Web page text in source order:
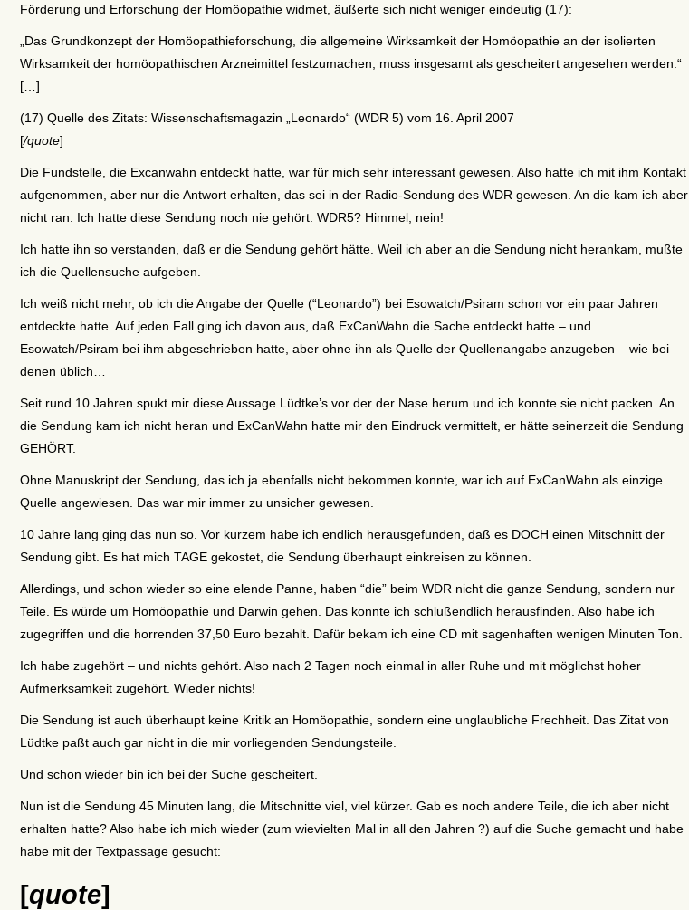
Förderung und Erforschung der Homöopathie widmet, äußerte sich nicht weniger eindeutig (17):
„Das Grundkonzept der Homöopathieforschung, die allgemeine Wirksamkeit der Homöopathie an der isolierten
Wirksamkeit der homöopathischen Arzneimittel festzumachen, muss insgesamt als gescheitert angesehen werden.“
[…]
(17) Quelle des Zitats: Wissenschaftsmagazin „Leonardo“ (WDR 5) vom 16. April 2007
[/quote]
Die Fundstelle, die Excanwahn entdeckt hatte, war für mich sehr interessant gewesen. Also hatte ich mit ihm Kontakt
aufgenommen, aber nur die Antwort erhalten, das sei in der Radio-Sendung des WDR gewesen. An die kam ich aber
nicht ran. Ich hatte diese Sendung noch nie gehört. WDR5? Himmel, nein!
Ich hatte ihn so verstanden, daß er die Sendung gehört hätte. Weil ich aber an die Sendung nicht herankam, mußte
ich die Quellensuche aufgeben.
Ich weiß nicht mehr, ob ich die Angabe der Quelle (“Leonardo”) bei Esowatch/Psiram schon vor ein paar Jahren
entdeckte hatte. Auf jeden Fall ging ich davon aus, daß ExCanWahn die Sache entdeckt hatte – und
Esowatch/Psiram bei ihm abgeschrieben hatte, aber ohne ihn als Quelle der Quellenangabe anzugeben – wie bei
denen üblich…
Seit rund 10 Jahren spukt mir diese Aussage Lüdtke’s vor der der Nase herum und ich konnte sie nicht packen. An
die Sendung kam ich nicht heran und ExCanWahn hatte mir den Eindruck vermittelt, er hätte seinerzeit die Sendung
GEHÖRT.
Ohne Manuskript der Sendung, das ich ja ebenfalls nicht bekommen konnte, war ich auf ExCanWahn als einzige
Quelle angewiesen. Das war mir immer zu unsicher gewesen.
10 Jahre lang ging das nun so. Vor kurzem habe ich endlich herausgefunden, daß es DOCH einen Mitschnitt der
Sendung gibt. Es hat mich TAGE gekostet, die Sendung überhaupt einkreisen zu können.
Allerdings, und schon wieder so eine elende Panne, haben “die” beim WDR nicht die ganze Sendung, sondern nur
Teile. Es würde um Homöopathie und Darwin gehen. Das konnte ich schlußendlich herausfinden. Also habe ich
zugegriffen und die horrenden 37,50 Euro bezahlt. Dafür bekam ich eine CD mit sagenhaften wenigen Minuten Ton.
Ich habe zugehört – und nichts gehört. Also nach 2 Tagen noch einmal in aller Ruhe und mit möglichst hoher
Aufmerksamkeit zugehört. Wieder nichts!
Die Sendung ist auch überhaupt keine Kritik an Homöopathie, sondern eine unglaubliche Frechheit. Das Zitat von
Lüdtke paßt auch gar nicht in die mir vorliegenden Sendungsteile.
Und schon wieder bin ich bei der Suche gescheitert.
Nun ist die Sendung 45 Minuten lang, die Mitschnitte viel, viel kürzer. Gab es noch andere Teile, die ich aber nicht
erhalten hatte? Also habe ich mich wieder (zum wievielten Mal in all den Jahren ?) auf die Suche gemacht und habe
habe mit der Textpassage gesucht:
[quote]